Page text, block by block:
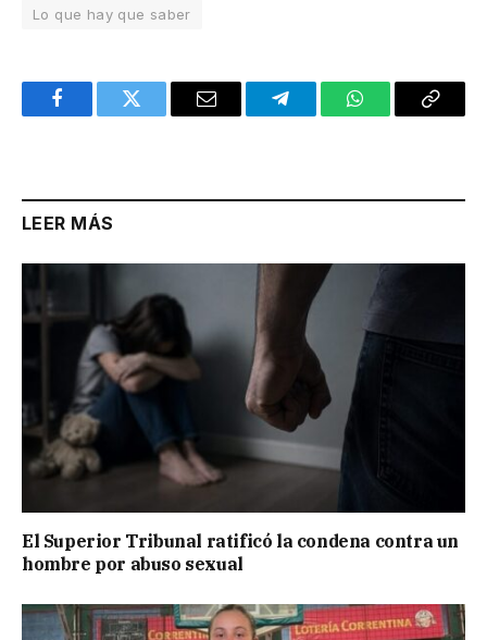
Lo que hay que saber
FacebookTwitter Email TelegramWhatsAppCopy
LEER MÁS
El Superior Tribunal ratificó la condena contra un
hombre por abuso sexual